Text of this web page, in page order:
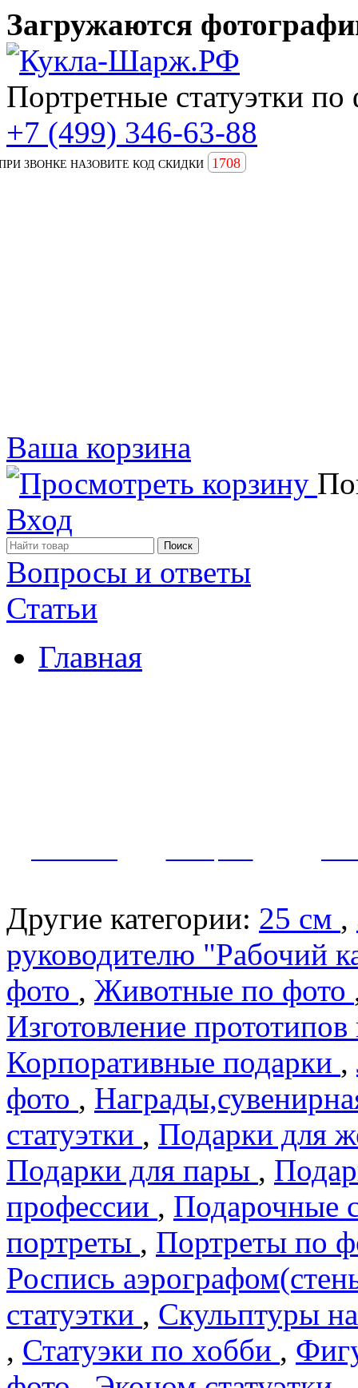
Загружаются
Портретные статуэтки по
+7 (499) 346-63-88
ЗВОНКЕ НАЗОВИТЕ КОД СКИДКИ 1708
Ваша корзина
Вход
Вопросы и ответы
Статьи
Главная
Другие категории: 25 см ,
руководителю "Рабочий
фото , Животные по фото
Изготовление
Корпоративные подарки ,
фото ,
статуэтки , Подарки для
Подарки для пары ,
профеcсии , Подарочные
портреты , Портреты по
Роспись
статуэтки , Скульптуры
, Статуэки по хобби ,